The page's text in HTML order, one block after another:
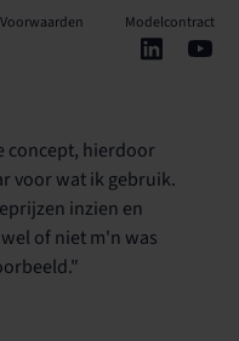
concept, hierdoor
voor wat ik gebruik.
inzien en
of niet m'n was
Voorwaarden
Modelcontract